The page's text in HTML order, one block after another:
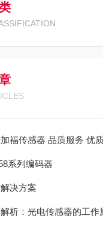
福传感器 品质服务 优质售
系列编码器
决方案
析：光电传感器的工作